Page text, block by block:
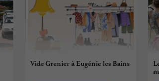
Vide Grenier à Eugénie les Bains